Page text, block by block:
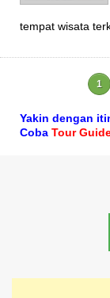
tempat wisata
1
Yakin dengan
Coba Tour